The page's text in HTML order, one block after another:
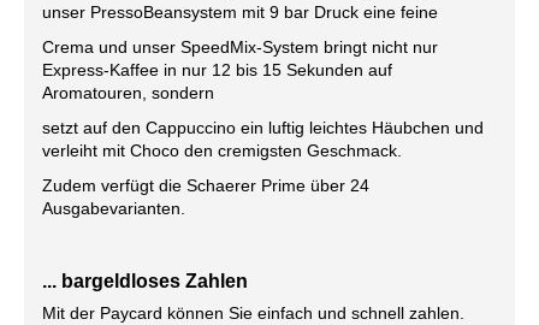
unser PressoBeansystem mit 9 bar Druck eine feine
Crema und unser SpeedMix-System bringt nicht nur
Express-Kaffee in nur 12 bis 15 Sekunden auf
Aromatouren, sondern
setzt auf den Cappuccino ein luftig leichtes Häubchen und
verleiht mit Choco den cremigsten Geschmack.
Zudem verfügt die Schaerer Prime über 24
Ausgabevarianten.
... bargeldloses Zahlen
Mit der Paycard können Sie einfach und schnell zahlen.